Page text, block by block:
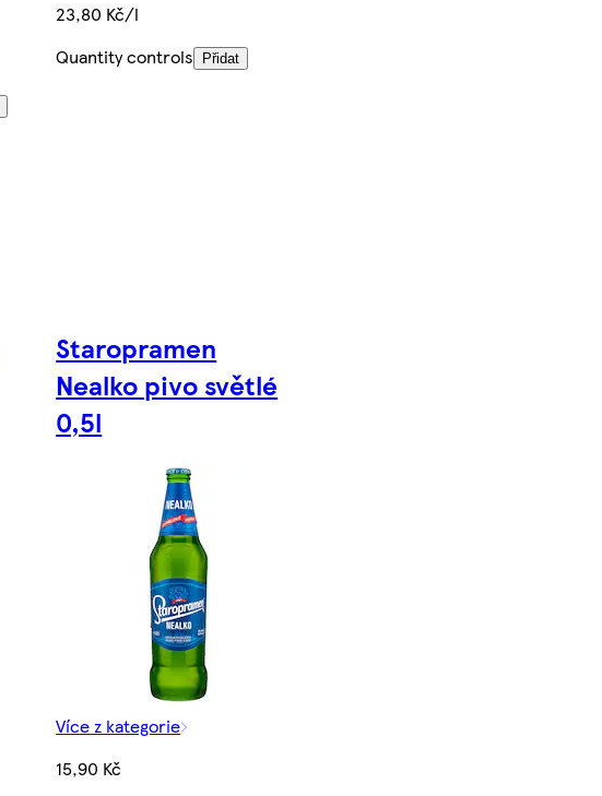
23,80 Kč/l
Quantity controls
Přidat
Staropramen
Nealko pivo světlé
0,5l
Více z kategorie
15,90 Kč